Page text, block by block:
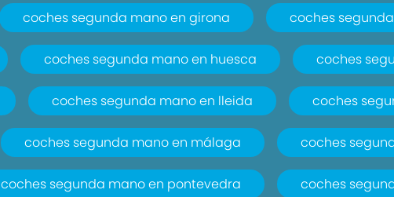
coches segunda mano en girona coches
coches segunda mano en huesca coches
coches segunda mano en lleida coches
coches segunda mano en málaga coches
coches segunda mano en pontevedra coches